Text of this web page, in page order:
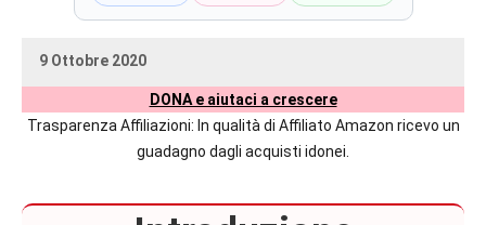
delle
autrici
9 Ottobre 2020
DONA e aiutaci a crescere
Trasparenza Affiliazioni: In qualità di Affiliato Amazon ricevo un
guadagno dagli acquisti idonei.